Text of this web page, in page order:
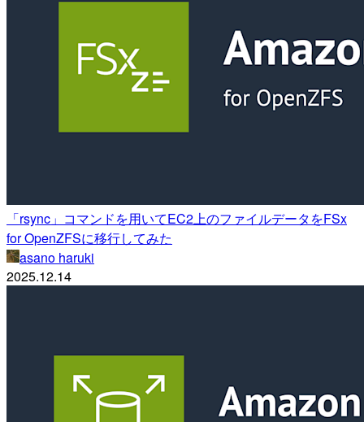
「rsync」コマンドを用いてEC2上のファイルデータをFSx
for OpenZFSに移行してみた
asano haruki
2025.12.14